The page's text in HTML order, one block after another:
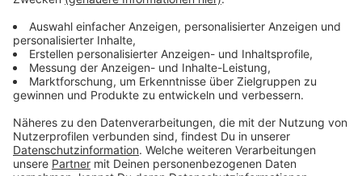
Anzeige
Ferienjobs ab 15 Jahren: Mehr Möglichkeiten
mit Einschränkungen
Jugendliche ab 15 Jahren dürfen während der